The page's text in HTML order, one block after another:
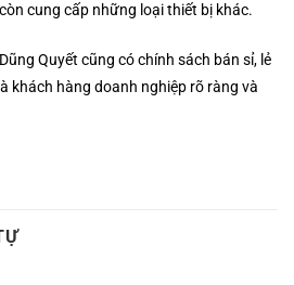
cung cấp những loại thiết bị khác.
Quyết cũng có chính sách bán sỉ, lẻ
khách hàng doanh nghiệp rõ ràng và